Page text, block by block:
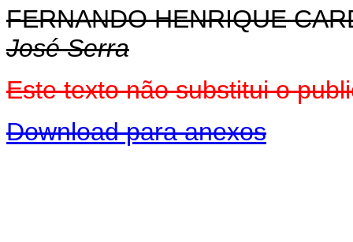
FERNANDO HENRIQUE
José Serra
Este texto não substitui o
Download para anexos